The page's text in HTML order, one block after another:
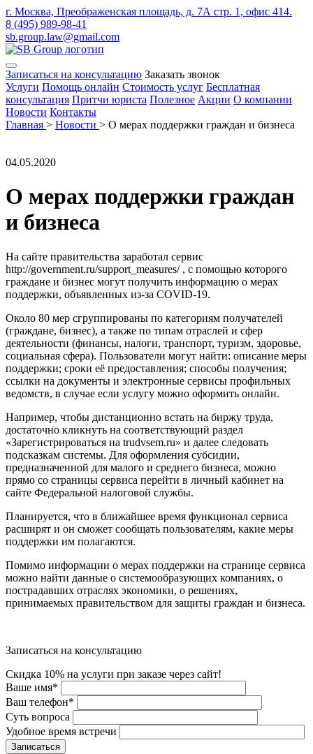
г. Москва, Преображенская площадь, д. 7А стр. 1, офис 414.
8 (495) 989-98-41
sb.group.law@gmail.com
Записаться на консультацию Заказать звонок
Услуги Помощь онлайн Стоимость услуг Бесплатная
консультация Притчи юриста Полезное Акции О компании
Новости Контакты
Главная > Новости > О мерах поддержки граждан и бизнеса
04.05.2020
О мерах поддержки граждан
и бизнеса
На сайте правительства заработал сервис
http://government.ru/support_measures/ , с помощью которого
граждане и бизнес могут получить информацию о мерах
поддержки, объявленных из-за COVID-19.
Около 80 мер сгруппированы по категориям получателей
(граждане, бизнес), а также по типам отраслей и сфер
деятельности (финансы, налоги, транспорт, туризм, здоровье,
социальная сфера). Пользователи могут найти: описание меры
поддержки; сроки её предоставления; способы получения;
ссылки на документы и электронные сервисы профильных
ведомств, в случае если услугу можно оформить онлайн.
Например, чтобы дистанционно встать на биржу труда,
достаточно кликнуть на соответствующий раздел
«Зарегистрироваться на trudvsem.ru» и далее следовать
подсказкам системы. Для оформления субсидии,
предназначенной для малого и среднего бизнеса, можно
прямо со страницы сервиса перейти в личный кабинет на
сайте Федеральной налоговой службы.
Планируется, что в ближайшее время функционал сервиса
расширят и он сможет сообщать пользователям, какие меры
поддержки им полагаются.
Помимо информации о мерах поддержки на странице сервиса
можно найти данные о системообразующих компаниях, о
пострадавших отраслях экономики, о решениях,
принимаемых правительством для защиты граждан и бизнеса.
Записаться на консультацию
Скидка 10% на услуги при заказе через сайт!
Ваше имя*
Ваш телефон*
Суть вопроса
Удобное время встречи